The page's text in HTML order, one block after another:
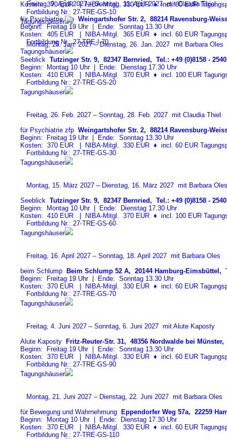
Freitag, 9. April 2027 – Sonntag, 11. April 2027 mit Claudia Thiel
für Psychiatrie zfp Weingartshofer Str. 2, 88214 Ravensburg-
Beginn: Freitag 19 Uhr | Ende: Sonntag 13.30 Uhr
Kosten: 405 EUR | NIBA-Mitgl. 365 EUR ♦ incl. 60 EUR
Fortbildung Nr.: 27-TRE-I-70
Tagungshäuser
Kosten: 370 EUR | NIBA-Mitgl. 330 EUR♦incl. 60 EUR
Fortbildung Nr.: 27-TRE-GS-10
Tagungshäuser
Montag, 25. Jan. 2027 – Dienstag, 26. Jan. 2027 mit Barbara Oles
Seeblick Tutzinger Str. 9, 82347 Bernried, Tel.: +49 (0)8158 - 2540
Beginn: Montag 10 Uhr | Ende: Dienstag 17.30 Uhr
Kosten: 410 EUR | NIBA-Mitgl. 370 EUR ♦ incl. 100 EUR
Fortbildung Nr.: 27-TRE-GS-20
Tagungshäuser
Freitag, 26. Feb. 2027 – Sonntag, 28. Feb. 2027 mit Claudia Thiel
für Psychiatrie zfp Weingartshofer Str. 2, 88214 Ravensburg-
Beginn: Freitag 19 Uhr | Ende: Sonntag 13.30 Uhr
Kosten: 370 EUR | NIBA-Mitgl. 330 EUR ♦ incl. 60 EUR
Fortbildung Nr.: 27-TRE-GS-30
Tagungshäuser
Montag, 15. März 2027 – Dienstag, 16. März 2027 mit Barbara Oles
Seeblick Tutzinger Str. 9, 82347 Bernried, Tel.: +49 (0)8158 - 2540
Beginn: Montag 10 Uhr | Ende: Dienstag 17.30 Uhr
Kosten: 410 EUR | NIBA-Mitgl. 370 EUR ♦ incl. 100 EUR
Fortbildung Nr.: 27-TRE-GS-60
Tagungshäuser
Freitag, 16. April 2027 – Sonntag, 18. April 2027 mit Barbara Oles
beim Schlump
Beim Schlump 52 A, 20144 Hamburg-Eimsbüttel,
Beginn: Freitag 19 Uhr | Ende: Sonntag 13.30 Uhr
Kosten: 370 EUR | NIBA-Mitgl. 330 EUR ♦ incl. 60 EUR
Fortbildung Nr.: 27-TRE-GS-70
Tagungshäuser
Freitag, 4. Juni 2027 – Sonntag, 6. Juni 2027 mit Alute Kaposty
Alute Kaposty
Fritz-Reuter-Str. 31, 48356 Nordwalde bei Münster,
Beginn: Freitag 19 Uhr | Ende: Sonntag 13.30 Uhr
Kosten: 370 EUR | NIBA-Mitgl. 330 EUR ♦ incl. 60 EUR
Fortbildung Nr.: 27-TRE-GS-90
Tagungshäuser
Montag, 21. Juni 2027 – Dienstag, 22. Juni 2027 mit Barbara Oles
für Bewegung und Wahrnehmung
Eppendorfer Weg 57a, 22259
Beginn: Montag 10 Uhr | Ende: Dienstag 17.30 Uhr
Kosten: 370 EUR | NIBA-Mitgl. 330 EUR ♦ incl. 60 EUR
Fortbildung Nr.: 27-TRE-GS-110